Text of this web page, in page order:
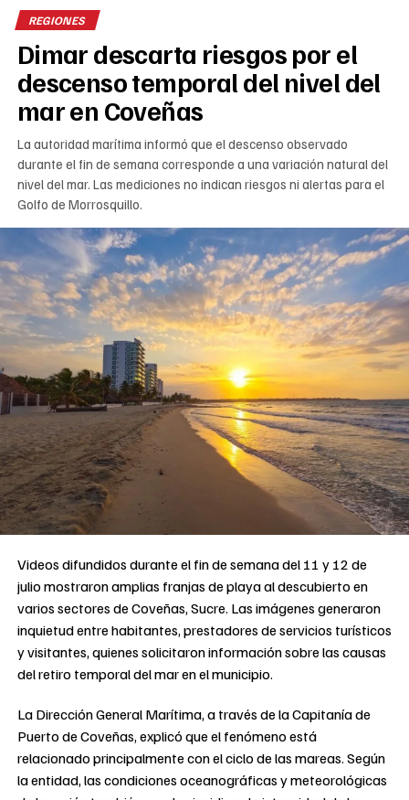
REGIONES
Dimar descarta riesgos por el
descenso temporal del nivel del
mar en Coveñas
La autoridad marítima informó que el descenso observado
durante el fin de semana corresponde a una variación natural del
nivel del mar. Las mediciones no indican riesgos ni alertas para el
Golfo de Morrosquillo.
Videos difundidos durante el fin de semana del 11 y 12 de
julio mostraron amplias franjas de playa al descubierto en
varios sectores de Coveñas, Sucre. Las imágenes generaron
inquietud entre habitantes, prestadores de servicios turísticos
y visitantes, quienes solicitaron información sobre las causas
del retiro temporal del mar en el municipio.
La Dirección General Marítima, a través de la Capitanía de
Puerto de Coveñas, explicó que el fenómeno está
relacionado principalmente con el ciclo de las mareas. Según
la entidad, las condiciones oceanográficas y meteorológicas